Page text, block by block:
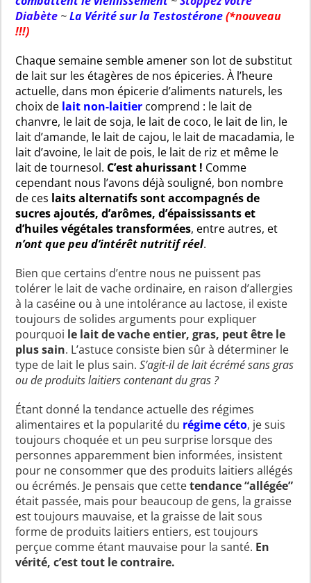
Diabète ~La Vérité sur la Testostérone(*nouveau
!!!)
Chaque semaine semble amener son lot de substitut
de lait sur les étagères de nos épiceries. À l’heure
actuelle, dans mon épicerie d’aliments naturels, les
choix de lait non-laitier comprend : le lait de
chanvre, le lait de soja, le lait de coco, le lait de lin, le
lait d’amande, le lait de cajou, le lait de macadamia, le
lait d’avoine, le lait de pois, le lait de riz et même le
lait de tournesol. C’est ahurissant ! Comme
cependant nous l’avons déjà souligné, bon nombre
de ces laits alternatifs sont accompagnés de
sucres ajoutés, d’arômes, d’épaississants et
d’huiles végétales transformées, entre autres, et
n’ont que peu d’intérêt nutritif réel.
Bien que certains d’entre nous ne puissent pas
tolérer le lait de vache ordinaire, en raison d’allergies
à la caséine ou à une intolérance au lactose, il existe
toujours de solides arguments pour expliquer
pourquoi le lait de vache entier, gras, peut être le
plus sain. L’astuce consiste bien sûr à déterminer le
type de lait le plus sain.S’agit-il de lait écrémé sans gras
ou de produits laitiers contenant du gras ?
Étant donné la tendance actuelle des régimes
alimentaires et la popularité du régime céto, je suis
toujours choquée et un peu surprise lorsque des
personnes apparemment bien informées, insistent
pour ne consommer que des produits laitiers allégés
ou écrémés. Je pensais que cettetendance “allégée”
était passée, mais pour beaucoup de gens, la graisse
est toujours mauvaise, et la graisse de lait sous
forme de produits laitiers entiers, est toujours
perçue comme étant mauvaise pour la santé. En
vérité, c’est tout le contraire.